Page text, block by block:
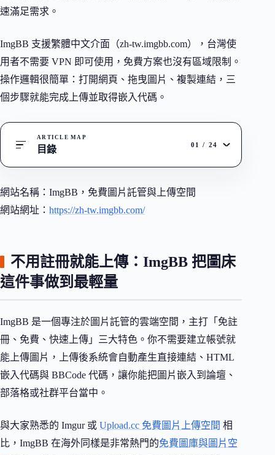
速滿足需求。
ImgBB 支援繁體中文介面（zh-tw.imgbb.com），台灣使
用者不需要 VPN 即可使用，免費方案也沒有區域限制。
操作邏輯很簡單：打開網頁、拖曳圖片、複製連結，三
個步驟就能完成上傳並取得嵌入代碼。
ARTICLE MAP
目錄 01 / 24
網站名稱：ImgBB，免費圖片託管與上傳空間
網站網址： https://zh-tw.imgbb.com/
不用註冊就能上傳：ImgBB 把圖床
這件事做到最輕量
ImgBB 是一個專注於圖片託管的雲端空間，主打「免註
冊、免費、快速上傳」三大特色。你不需要建立帳號就
能上傳圖片，上傳後系統會自動產生直接連結、HTML
嵌入代碼與 BBCode 代碼，讓你能把圖片嵌入到論壇、
部落格或社群平台當中。
與大家熟悉的 Imgur 或 Upload.cc 免費圖片上傳空間 相
比，ImgBB 在海外同樣是非常熱門的免費圖庫與圖片空